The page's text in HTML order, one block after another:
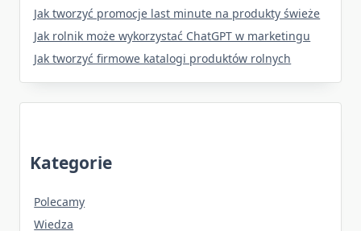
Jak tworzyć promocje last minute na produkty świeże
Jak rolnik może wykorzystać ChatGPT w marketingu
Jak tworzyć firmowe katalogi produktów rolnych
Kategorie
Polecamy
Wiedza